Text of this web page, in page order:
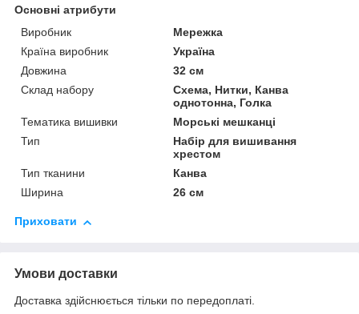
Основні атрибути
Виробник
Мережка
Країна виробник
Україна
Довжина
32 см
Склад набору
Схема, Нитки, Канва
однотонна, Голка
Тематика вишивки
Морські мешканці
Тип
Набір для вишивання
хрестом
Тип тканини
Канва
Ширина
26 см
Приховати
Умови доставки
Доставка здійснюється тільки по передоплаті.